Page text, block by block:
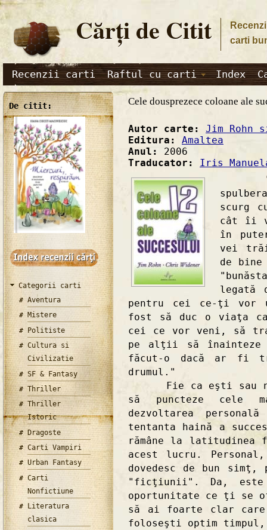
Cărţi de Citit
carti
Recenzii carti Raftul cu carti Index
De citit:
Categorii carti
Aventura
Mistere
Politiste
Cultura si
Civilizatie
SF & Fantasy
Thriller
Thriller
Istoric
Dragoste
Carti Vampiri
Urban Fantasy
Carti
Nonfictiune
Literatura
clasica
Cele dousprezece coloane ale
Autor carte: Jim Rohn
Editura: Amaltea
Anul: 2006
Traducator: Iris
"Nu
scurg
cât îi
în
vei
de
legată
pentru cei ce-ţi vor
fost să duc o viaţa
cei ce vor veni, să
pe alţii să înainteze
făcut-o dacă ar fi
drumul."
Fie ca eşti sau nu
să puncteze cele
dezvoltarea
tentanta haină a
rămâne la latitudinea
acest lucru.
dovedesc de bun
"ficţiunii". Da,
oportunitate ce ţi se
să ai foarte clar
foloseşti optim